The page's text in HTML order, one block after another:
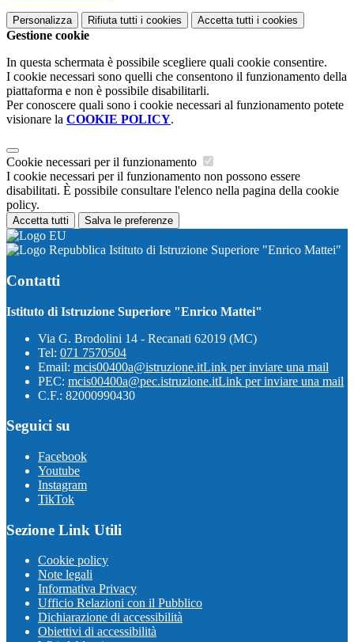
Personalizza Rifiuta tutti i cookies Accetta tutti i cookies
Gestione cookie
In questa schermata è possibile scegliere quali cookie consentire.
I cookie necessari sono quelli che consentono il funzionamento della
piattaforma e non è possibile disabilitarli.
Per conoscere quali sono i cookie necessari al funzionamento potete
visionare la COOKIE POLICY.
Cookie necessari per il funzionamento
I cookie necessari per il funzionamento non possono essere
disabilitati. È possibile consultare l'elenco nella pagina della cookie
policy.
Accetta tutti Salva le preferenze
Istituto di Istruzione Superiore "Enrico Mattei"
Contatti
Istituto di Istruzione Superiore "Enrico Mattei"
Via G. Brodolini 14 - Recanati 62019 (MC)
Tel: 071 7570504
Email: mcis00400a@istruzione.itLink per inviare una mail
PEC: mcis00400a@pec.istruzione.itLink per inviare una mail
C.F.: 82000990430
Seguici su
Facebook
Youtube
Instagram
TikTok
Sezione Link Utili
Cookie policy
Note legali
Informativa Privacy
Ufficio Relazioni con il Pubblico
Dichiarazione di accessibilità
Obiettivi di accessibilità